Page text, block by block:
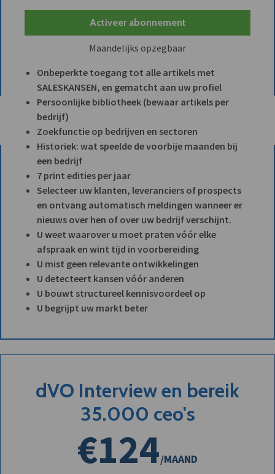
Activeer abonnement
Maandelijks opzegbaar
Onbeperkte toegang tot alle artikels met
SALESKANSEN, en gematcht aan uw profiel
Persoonlijke bibliotheek (bewaar artikels per
bedrijf)
Zoekfunctie op bedrijven en sectoren
Historiek: wat speelde de voorbije maanden bij
een bedrijf
7 print edities per jaar
Selecteer uw klanten, leveranciers of prospects
en ontvang automatisch meldingen wanneer er
nieuws over hen of over uw bedrijf verschijnt.
U weet waarover u moet praten vóór elke
afspraak en wint tijd in voorbereiding
U mist geen relevante ontwikkelingen
U detecteert kansen vóór anderen
U bouwt structureel kennisvoordeel op
U begrijpt uw markt beter
dVO Interview en bereik
35.000 ceo's
€124/MAAND